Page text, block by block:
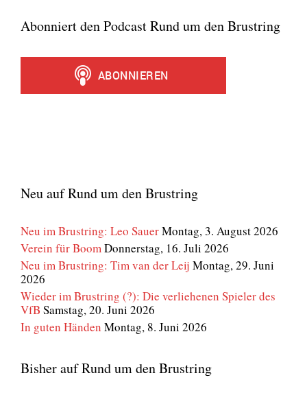
Abonniert den Podcast Rund um den Brustring
Neu auf Rund um den Brustring
Neu im Brustring: Leo SauerMontag, 3. August 2026
Verein für Boom Donnerstag, 16. Juli 2026
Neu im Brustring: Tim van der Leij Montag, 29. Juni
2026
Wieder im Brustring (?): Die verliehenen Spieler des
VfB Samstag, 20. Juni 2026
In guten Händen Montag, 8. Juni 2026
Bisher auf Rund um den Brustring